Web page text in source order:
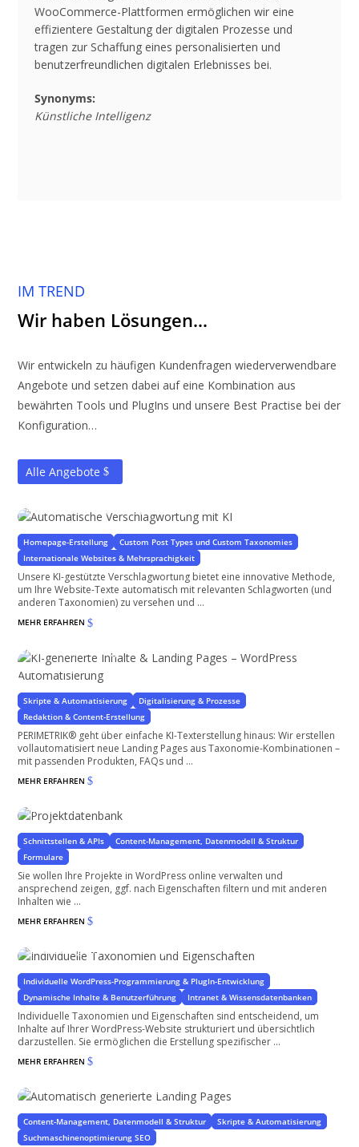
WooCommerce-Plattformen ermöglichen wir eine
effizientere Gestaltung der digitalen Prozesse und
tragen zur Schaffung eines personalisierten und
benutzerfreundlichen digitalen Erlebnisses bei.
Synonyms:
Künstliche Intelligenz
IM TREND
Wir haben Lösungen…
Wir entwickeln zu häufigen Kundenfragen wiederverwendbare
Angebote und setzen dabei auf eine Kombination aus
bewährten Tools und PlugIns und unsere Best Practise bei der
Konfiguration…
Alle Angebote
für WordPress-Seiten & WooCommerce Shops
Homepage-Erstellung
Custom Post Types und Custom Taxonomies
Internationale Websites & Mehrsprachigkeit
Unsere KI-gestützte Verschlagwortung bietet eine innovative Methode,
um Ihre Website-Texte automatisch mit relevanten Schlagworten (und
anderen Taxonomien) zu versehen und ...
MEHR ERFAHREN$
Automatisierung
für WordPress und WooCommerce
Skripte & Automatisierung
Digitalisierung & Prozesse
Redaktion & Content-Erstellung
PERIMETRIK® geht über einfache KI-Texterstellung hinaus: Wir erstellen
vollautomatisiert neue Landing Pages aus Taxonomie-Kombinationen –
mit passenden Produkten, FAQs und ...
MEHR ERFAHREN$
Projektdatenbank
mit WordPress
Schnittstellen & APIs
Content-Management, Datenmodell & Struktur
Formulare
Sie wollen Ihre Projekte in WordPress online verwalten und
ansprechend zeigen, ggf. nach Eigenschaften filtern und mit anderen
Inhalten wie ...
MEHR ERFAHREN$
Individuelle Taxonomien und Eigenschaften
Spezifische Eigenschaften für Ihr Projekt
Individuelle WordPress-Programmierung & PlugIn-Entwicklung
Dynamische Inhalte & Benutzerführung
Intranet & Wissensdatenbanken
Individuelle Taxonomien und Eigenschaften sind entscheidend, um
Inhalte auf Ihrer WordPress-Website strukturiert und übersichtlich
darzustellen. Sie ermöglichen die Erstellung spezifischer ...
MEHR ERFAHREN$
Automatisch generierte Landing Pages
für WordPress und WooCommerce Shops
Content-Management, Datenmodell & Struktur
Skripte & Automatisierung
Suchmaschinenoptimierung SEO